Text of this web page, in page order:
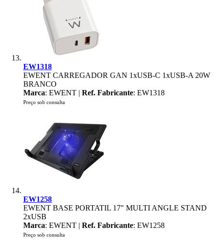
EW1318
EWENT CARREGADOR GAN 1xUSB-C 1xUSB-A 20W
BRANCO
Marca: EWENT | Ref. Fabricante: EW1318
Preço sob consulta
EW1258
EWENT BASE PORTATIL 17" MULTI ANGLE STAND
2xUSB
Marca: EWENT | Ref. Fabricante: EW1258
Preço sob consulta